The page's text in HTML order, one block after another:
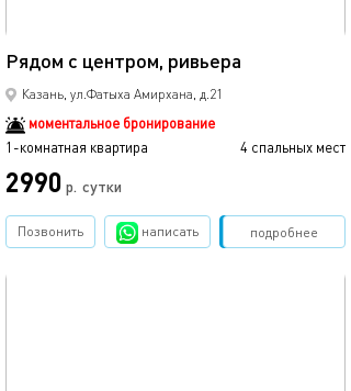
Рядом с центром, ривьера
Казань, ул.Фатыха Амирхана, д.21
моментальное бронирование
1-комнатная квартира
4 спальных мест
2990 р. сутки
подробнее
Позвонить написать Забронировать